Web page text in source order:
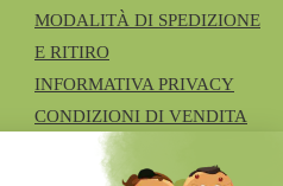
MODALITÀ DI SPEDIZIONE
E RITIRO
INFORMATIVA PRIVACY
CONDIZIONI DI VENDITA
COOKIE POLICY